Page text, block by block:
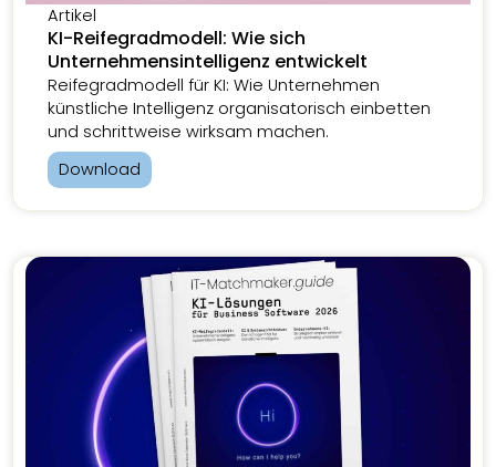
Artikel
KI-Reifegradmodell: Wie sich
Unternehmensintelligenz entwickelt
Reifegradmodell für KI: Wie Unternehmen
künstliche Intelligenz organisatorisch einbetten
und schrittweise wirksam machen.
Download